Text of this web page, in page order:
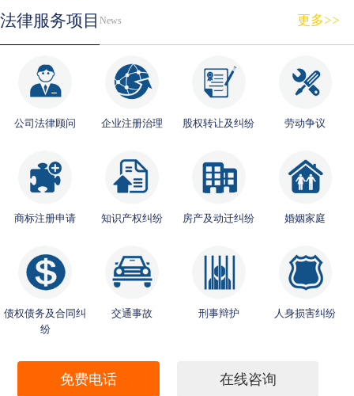
法律服务项目 News 更多>>
公司法律顾问 企业注册治理 股权转让及纠纷 劳动争议
商标注册申请 知识产权纠纷 房产及动迁纠纷 婚姻家庭
债权债务及合同纠
纷
交通事故 刑事辩护 人身损害纠纷
免费电话 在线咨询